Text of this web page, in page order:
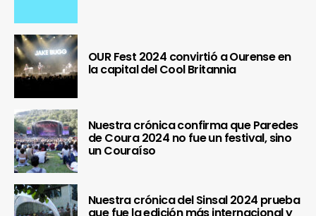
OUR Fest 2024 convirtió a Ourense en
la capital del Cool Britannia
Nuestra crónica confirma que Paredes
de Coura 2024 no fue un festival, sino
un Couraíso
Nuestra crónica del Sinsal 2024 prueba
que fue la edición más internacional y